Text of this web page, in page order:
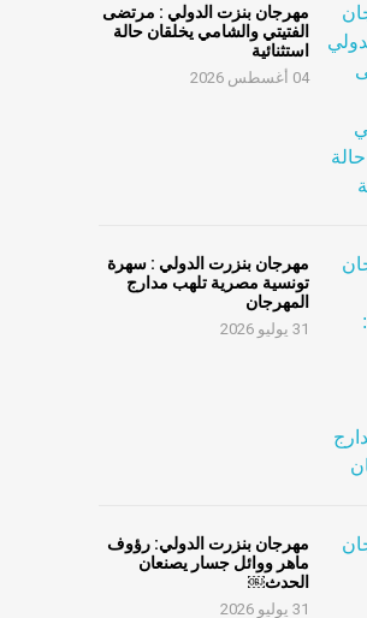
مهرجان بنزت الدولي : مرتضى
الفتيتي والشامي يخلقان حالة
استثنائية
04 أغسطس 2026
مهرجان بنزرت الدولي : سهرة
تونسية مصرية تلهب مدارج
المهرجان
31 يوليو 2026
مهرجان بنزرت الدولي: رؤوف
ماهر ووائل جسار يصنعان
الحدث￼
31 يوليو 2026